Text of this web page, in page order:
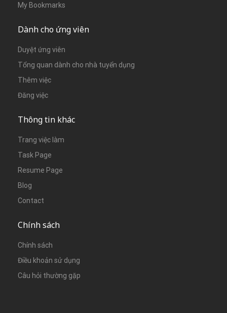
My Bookmarks
Dành cho ứng viên
Duyệt ứng viên
Tổng quan dành cho nhà tuyển dụng
Thêm việc
Đăng việc
Thông tin khác
Trang việc làm
Task Page
Resume Page
Blog
Contact
Chính sách
Chính sách
Điều khoản sử dụng
Câu hỏi thường gặp